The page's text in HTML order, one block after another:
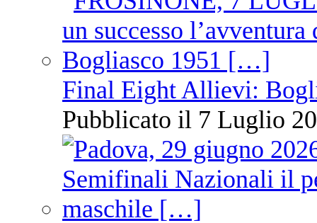
Final Eight Allievi:
Pubblicato il 7 Luglio